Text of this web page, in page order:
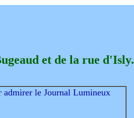
et de la rue d'Isly.
admirer le Journal Lumineux